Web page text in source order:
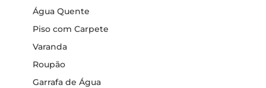
Água Quente
Piso com Carpete
Varanda
Roupão
Garrafa de Água